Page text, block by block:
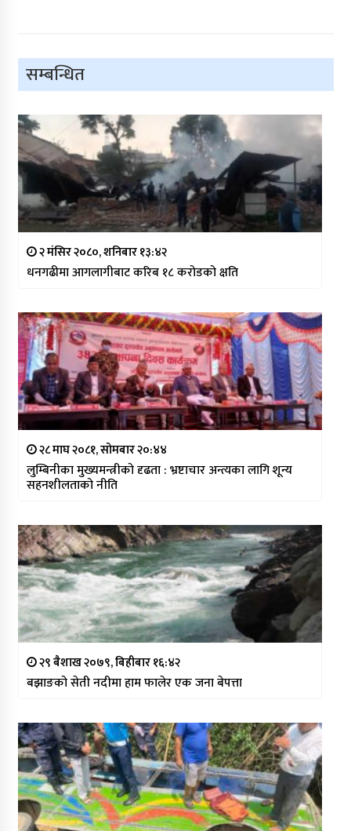
सम्बन्धित
२ मंसिर २०८०, शनिबार १३:४२
धनगढीमा आगलागीबाट करिब १८ करोडको क्षति
२८ माघ २०८१, सोमबार २०:४४
लुम्बिनीका मुख्यमन्त्रीको दृढता : भ्रष्टाचार अन्त्यका लागि शून्य
सहनशीलताको नीति
२९ बैशाख २०७९, बिहीबार १६:४२
बझाङको सेती नदीमा हाम फालेर एक जना बेपत्ता